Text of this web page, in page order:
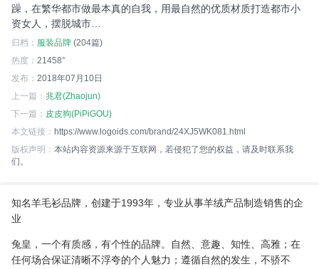
躁，在繁华都市做最本真的自我，用最自然的优质材质打造都市小
资女人，摆脱城市…
归档： 服装品牌 (204篇)
热度： 21458°
发布： 2018年07月10日
上一篇： 兆君(Zhaojun)
下一篇： 皮皮狗(PiPiGOU)
本文链接： https://www.logoids.com/brand/24XJ5WK081.html
版权声明： 本站内容资源来源于互联网，若侵犯了您的权益，请及时联系我
们。
知名羊毛衫品牌，创建于1993年，专业从事羊绒产品制造销售的企
业
兔皇，一个有质感，有个性的品牌。自然、意趣、知性、高雅；在
任何场合保证清晰不浮夸的个人魅力；遵循自然的发生，不骄不